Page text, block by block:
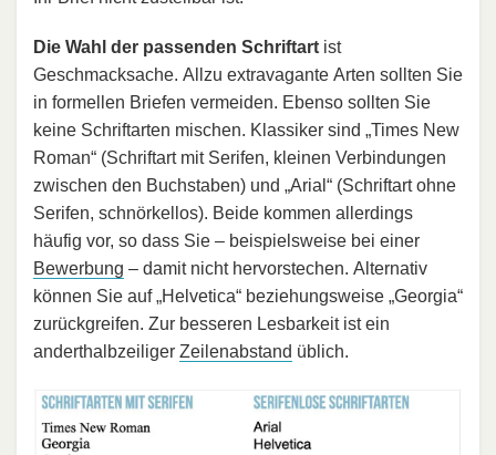
Die Wahl der passenden Schriftart ist
Geschmacksache. Allzu extravagante Arten sollten Sie
in formellen Briefen vermeiden. Ebenso sollten Sie
keine Schriftarten mischen. Klassiker sind „Times New
Roman“ (Schriftart mit Serifen, kleinen Verbindungen
zwischen den Buchstaben) und „Arial“ (Schriftart ohne
Serifen, schnörkellos). Beide kommen allerdings
häufig vor, so dass Sie – beispielsweise bei einer
Bewerbung – damit nicht hervorstechen. Alternativ
können Sie auf „Helvetica“ beziehungsweise „Georgia“
zurückgreifen. Zur besseren Lesbarkeit ist ein
anderthalbzeiliger Zeilenabstand üblich.